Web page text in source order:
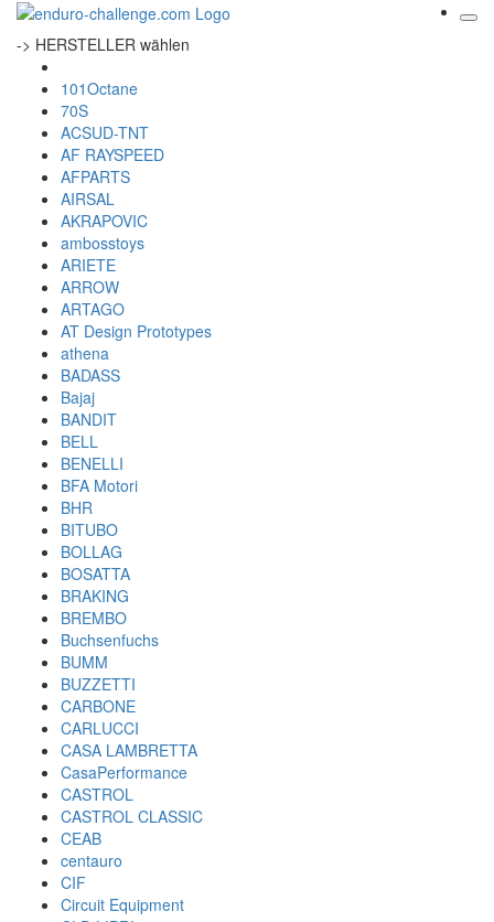
-> HERSTELLER wählen
101Octane
70S
ACSUD-TNT
AF RAYSPEED
AFPARTS
AIRSAL
AKRAPOVIC
ambosstoys
ARIETE
ARROW
ARTAGO
AT Design Prototypes
athena
BADASS
Bajaj
BANDIT
BELL
BENELLI
BFA Motori
BHR
BITUBO
BOLLAG
BOSATTA
BRAKING
BREMBO
Buchsenfuchs
BUMM
BUZZETTI
CARBONE
CARLUCCI
CASA LAMBRETTA
CasaPerformance
CASTROL
CASTROL CLASSIC
CEAB
centauro
CIF
Circuit Equipment